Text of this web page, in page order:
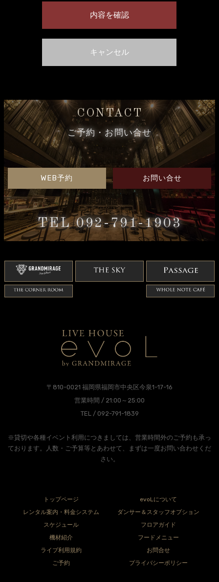
CONTACT
ご予約・お問い合せ
WEB予約 お問い合せ
TEL 092-791-1903
〒810-0021 福岡県福岡市中央区今泉1-17-16
営業時間 / 21:00～25:00
TEL / 092-791-1839
※貸切や各種イベント利用につきましては、営業時間外のご予約も承っ
ております。人数・ご予算等とあわせて、まずは一度お問い合わせくだ
さい。
トップページ
evoLについて
レンタル案内・料金システム
ダンサー＆スタッフオプション
スケジュール
フロアガイド
機材紹介
フードメニュー
ライブ利用規約
お問合せ
ご予約
プライバシーポリシー